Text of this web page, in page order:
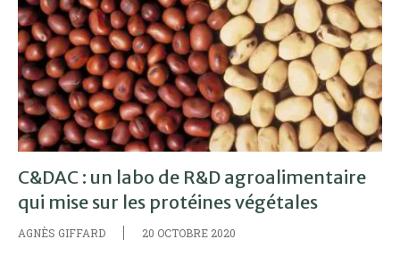
C&DAC : un labo de R&D agroalimentaire
qui mise sur les protéines végétales
AGNÈS GIFFARD 20 OCTOBRE 2020